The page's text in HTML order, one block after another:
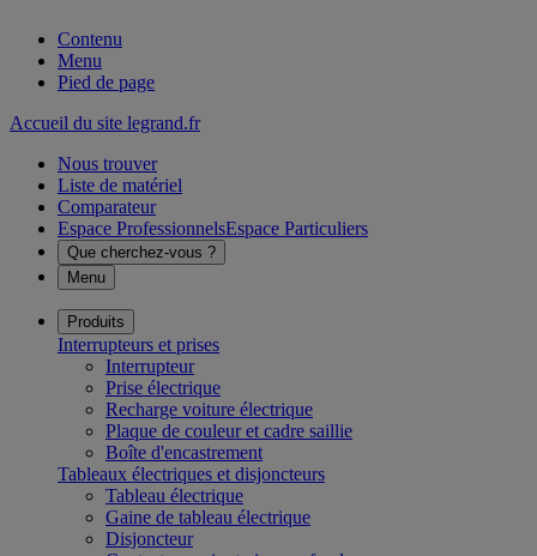
Contenu
Menu
Pied de page
Accueil du site legrand.fr
Nous trouver
Liste de matériel
Comparateur
Espace ProfessionnelsEspace Particuliers
Que cherchez-vous ?
Menu
Produits
Interrupteurs et prises
Interrupteur
Prise électrique
Recharge voiture électrique
Plaque de couleur et cadre saillie
Boîte d'encastrement
Tableaux électriques et disjoncteurs
Tableau électrique
Gaine de tableau électrique
Disjoncteur